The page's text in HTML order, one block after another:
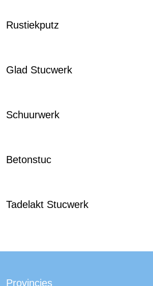
Rustiekputz
Glad Stucwerk
Schuurwerk
Betonstuc
Tadelakt Stucwerk
Provincies